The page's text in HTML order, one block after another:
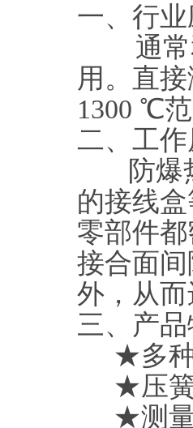
一、行
通
用。直
1300 ℃
二、工
防爆热
的接线
零部件
接合面
外，从
三、产
★多种
★压簧
★测量